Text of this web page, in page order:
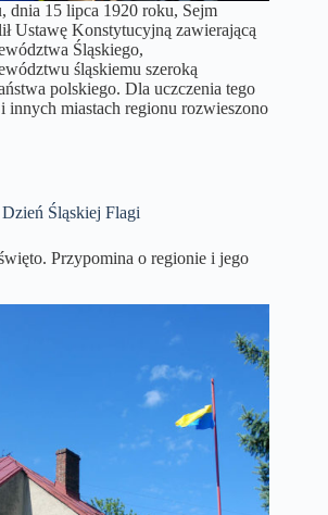
dnia 15 lipca 1920 roku, Sejm
Ustawę Konstytucyjną zawierającą
Śląskiego,
śląskiemu szeroką
polskiego. Dla uczczenia tego
miastach regionu rozwieszono
Dzień Śląskiej Flagi
Przypomina o regionie i jego